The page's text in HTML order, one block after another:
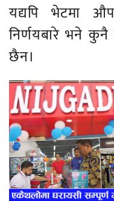
यद्यपि भेटमा
निर्णयबारे भने कुनै
छैन।